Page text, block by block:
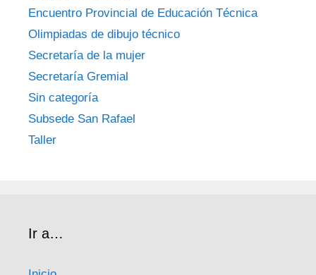
Encuentro Provincial de Educación Técnica
Olimpiadas de dibujo técnico
Secretaría de la mujer
Secretaría Gremial
Sin categoría
Subsede San Rafael
Taller
Ir a…